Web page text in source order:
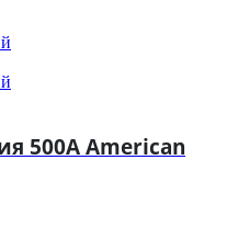
500A American